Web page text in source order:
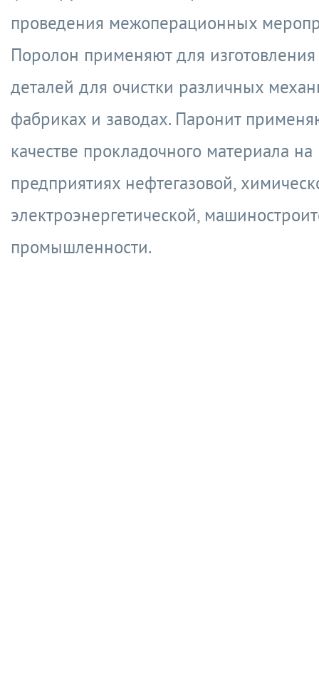
проведения межоперационных
Поролон применяют для
деталей для очистки различных
фабриках и заводах. Паронит
качестве прокладочного материала на
предприятиях нефтегазовой,
электроэнергетической,
промышленности.